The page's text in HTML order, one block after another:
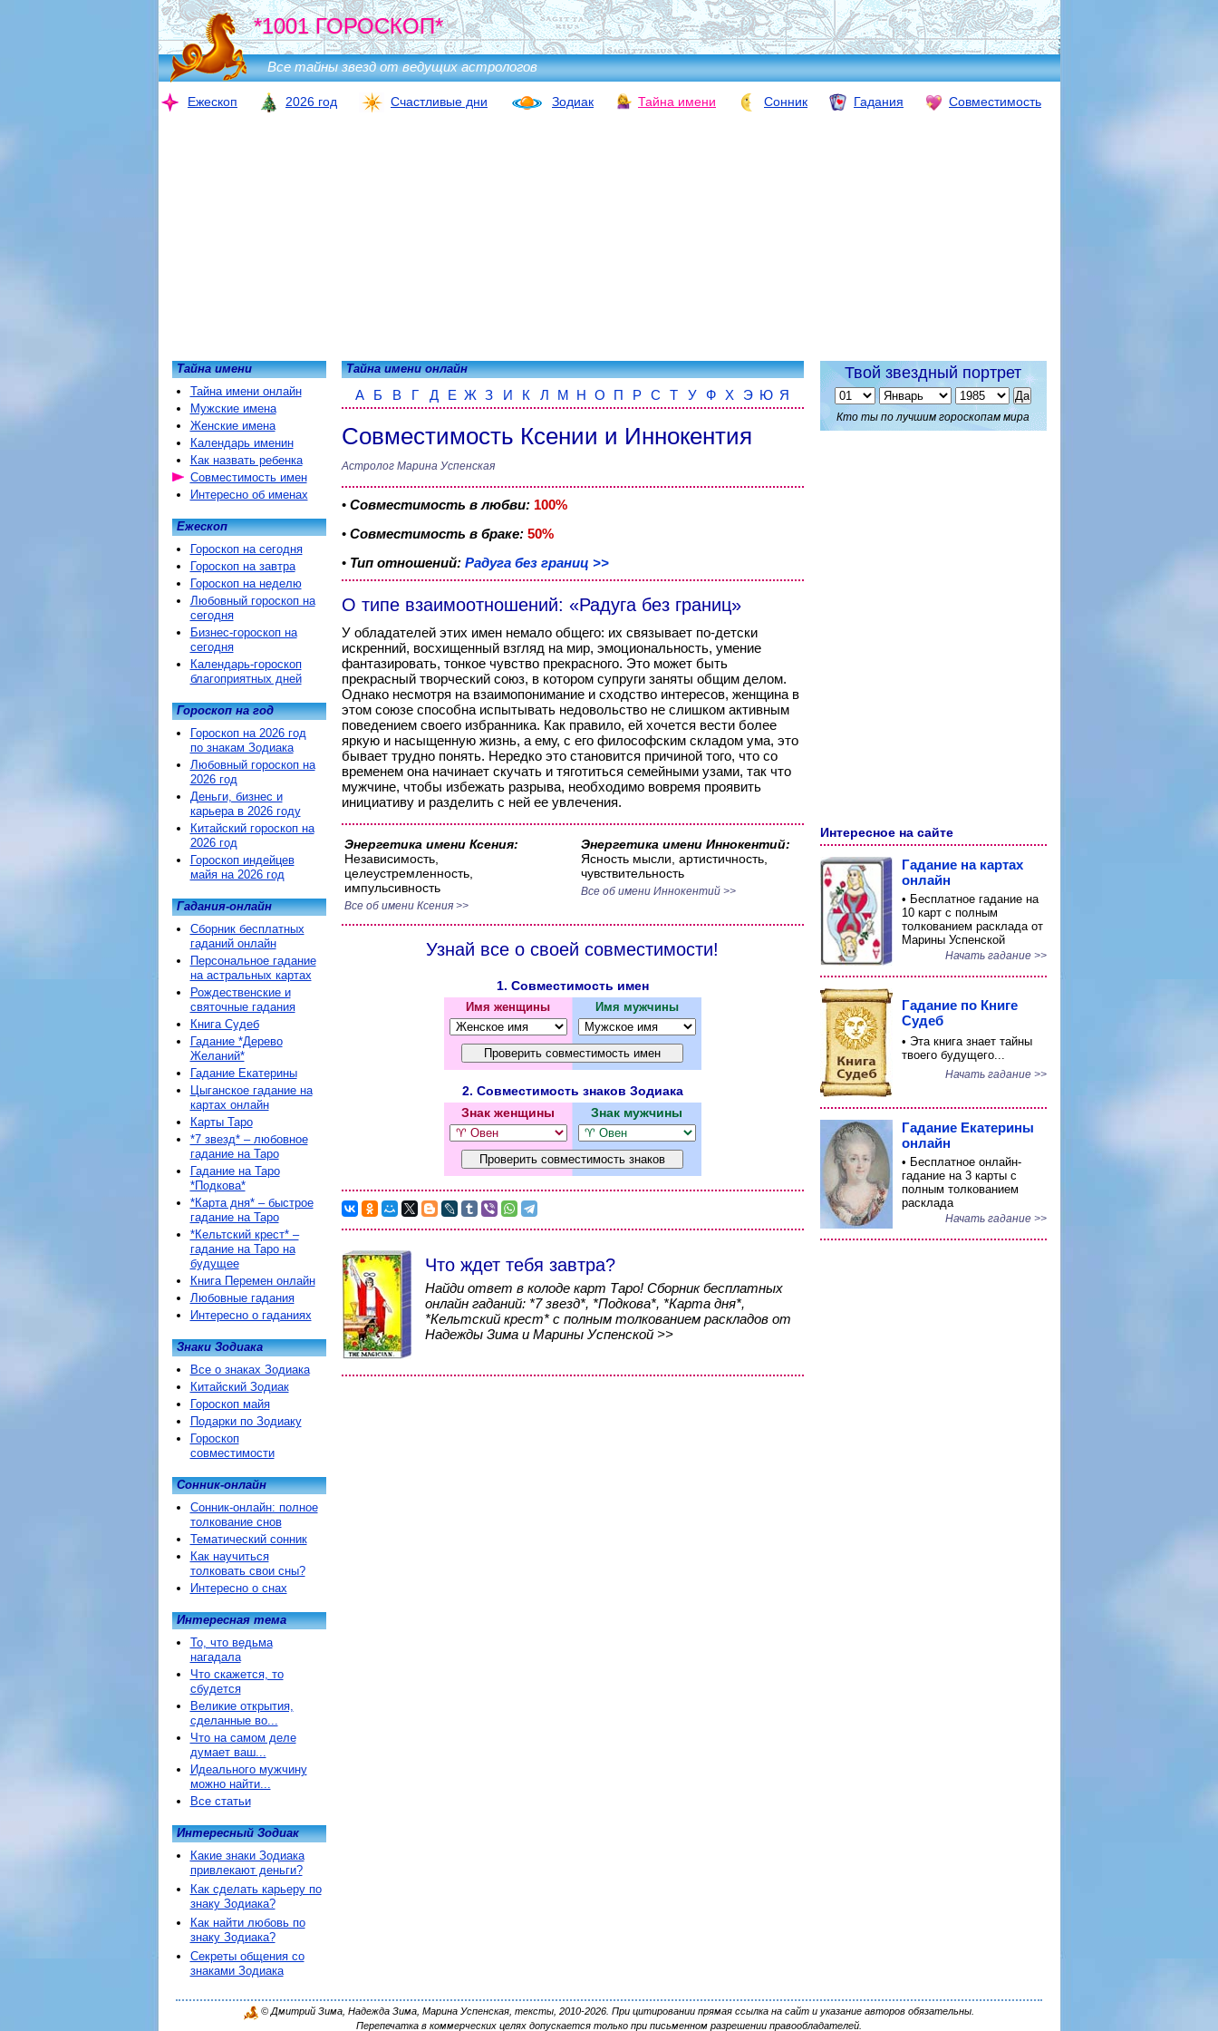
*1001 ГОРОСКОП*
Все тайны звезд от ведущих астрологов
Ежескоп 2026 год Счастливые дни Зодиак Тайна имени Сонник Гадания Совместимость
Тайна имени онлайн
А Б В Г Д Е Ж З И К Л М Н О П Р С Т У Ф Х Э Ю Я
Совместимость Ксении и Иннокентия
Астролог Марина Успенская
• Совместимость в любви: 100%
• Совместимость в браке: 50%
• Тип отношений: Радуга без границ >>
О типе взаимоотношений: «Радуга без границ»
У обладателей этих имен немало общего: их связывает по-детски
искренний, восхищенный взгляд на мир, эмоциональность, умение
фантазировать, тонкое чувство прекрасного. Это может быть
прекрасный творческий союз, в котором супруги заняты общим делом.
Однако несмотря на взаимопонимание и сходство интересов, женщина в
этом союзе способна испытывать недовольство не слишком активным
поведением своего избранника. Как правило, ей хочется вести более
яркую и насыщенную жизнь, а ему, с его философским складом ума, это
бывает трудно понять. Нередко это становится причиной того, что со
временем она начинает скучать и тяготиться семейными узами, так что
мужчине, чтобы избежать разрыва, необходимо вовремя проявить
инициативу и разделить с ней ее увлечения.
Энергетика имени Ксения:
Независимость,
целеустремленность,
импульсивность
Все об имени Ксения >>
Энергетика имени Иннокентий:
Ясность мысли, артистичность,
чувствительность
Все об имени Иннокентий >>
Узнай все о своей совместимости!
1. Совместимость имен
Имя женщины Имя мужчины
2. Совместимость знаков Зодиака
Знак женщины
Знак мужчины
Что ждет тебя завтра?
Найди ответ в колоде карт Таро! Сборник бесплатных
онлайн гаданий: *7 звезд*, *Подкова*, *Карта дня*,
*Кельтский крест* с полным толкованием раскладов от
Надежды Зима и Марины Успенской >>
Тайна имени
Тайна имени онлайн
Мужские имена
Женские имена
Календарь именин
Как назвать ребенка
Совместимость имен
Интересно об именах
Ежескоп
Гороскоп на сегодня
Гороскоп на завтра
Гороскоп на неделю
Любовный гороскоп на
сегодня
Бизнес-гороскоп на
сегодня
Календарь-гороскоп
благоприятных дней
Гороскоп на год
Гороскоп на 2026 год
по знакам Зодиака
Любовный гороскоп на
2026 год
Деньги, бизнес и
карьера в 2026 году
Китайский гороскоп на
2026 год
Гороскоп индейцев
майя на 2026 год
Гадания-онлайн
Сборник бесплатных
гаданий онлайн
Персональное гадание
на астральных картах
Рождественские и
святочные гадания
Книга Судеб
Гадание *Дерево
Желаний*
Гадание Екатерины
Цыганское гадание на
картах онлайн
Карты Таро
*7 звезд* – любовное
гадание на Таро
Гадание на Таро
*Подкова*
*Карта дня* – быстрое
гадание на Таро
*Кельтский крест* –
гадание на Таро на
будущее
Книга Перемен онлайн
Любовные гадания
Интересно о гаданиях
Знаки Зодиака
Все о знаках Зодиака
Китайский Зодиак
Гороскоп майя
Подарки по Зодиаку
Гороскоп
совместимости
Сонник-онлайн
Сонник-онлайн: полное
толкование снов
Тематический сонник
Как научиться
толковать свои сны?
Интересно о снах
Интересная тема
То, что ведьма
нагадала
Что скажется, то
сбудется
Великие открытия,
сделанные во...
Что на самом деле
думает ваш...
Идеального мужчину
можно найти...
Все статьи
Интересный Зодиак
Какие знаки Зодиака
привлекают деньги?
Как сделать карьеру по
знаку Зодиака?
Как найти любовь по
знаку Зодиака?
Секреты общения со
знаками Зодиака
Твой звездный портрет
Кто ты по лучшим гороскопам мира
Интересное на сайте
Гадание на картах
онлайн
• Бесплатное гадание на
10 карт с полным
толкованием расклада от
Марины Успенской
Начать гадание >>
Гадание по Книге
Судеб
• Эта книга знает тайны
твоего будущего...
Начать гадание >>
Гадание Екатерины
онлайн
• Бесплатное онлайн-
гадание на 3 карты с
полным толкованием
расклада
Начать гадание >>
© Дмитрий Зима, Надежда Зима, Марина Успенская, тексты, 2010-2026. При цитировании прямая ссылка на сайт и указание авторов обязательны.
Перепечатка в коммерческих целях допускается только при письменном разрешении правообладателей.